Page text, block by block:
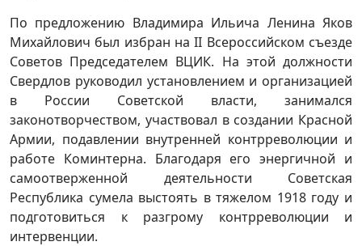
По предложению Владимира Ильича Ленина Яков
Михайлович был избран на II Всероссийском съезде
Советов Председателем ВЦИК. На этой должности
Свердлов руководил установлением и организацией
в России Советской власти, занимался
законотворчеством, участвовал в создании Красной
Армии, подавлении внутренней контрреволюции и
работе Коминтерна. Благодаря его энергичной и
самоотверженной деятельности Советская
Республика сумела выстоять в тяжелом 1918 году и
подготовиться к разгрому контрреволюции и
интервенции.